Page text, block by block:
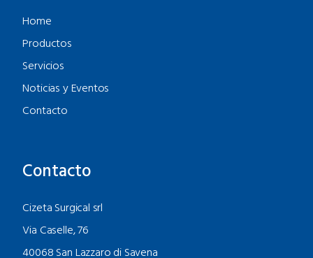
Home
Productos
Servicios
Noticias y Eventos
Contacto
Contacto
Cizeta Surgical srl
Via Caselle, 76
40068 San Lazzaro di Savena